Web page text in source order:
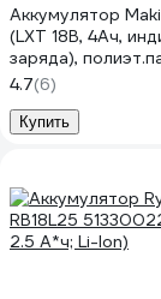
Аккумулятор
(LXT 18В, 4Ач,
заряда),
632G58-9, 1шт.
4.7(6)
Купить